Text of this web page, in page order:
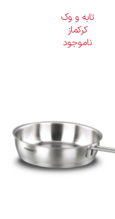
تابه و وک
کرکماز
ناموجود